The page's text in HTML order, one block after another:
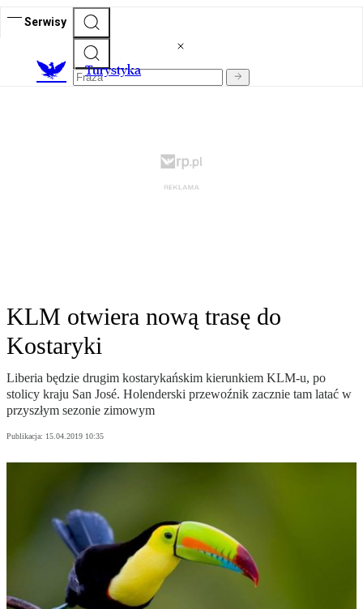
Serwisy
Turystyka
KLM otwiera nową trasę do
Kostaryki
Liberia będzie drugim kostarykańskim kierunkiem KLM-u, po
stolicy kraju San José. Holenderski przewoźnik zacznie tam latać w
przyszłym sezonie zimowym
Publikacja: 15.04.2019 10:35